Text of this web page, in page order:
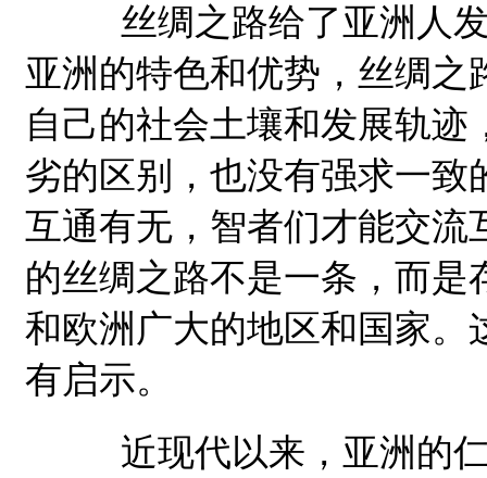
丝绸之路给了亚洲人发
亚洲的特色和优势，丝绸
自己的社会土壤和发展轨
劣的区别，也没有强求一
互通有无，智者们才能交流
的丝绸之路不是一条，而
和欧洲广大的地区和国家。
有启示。
近现代以来，亚洲的仁